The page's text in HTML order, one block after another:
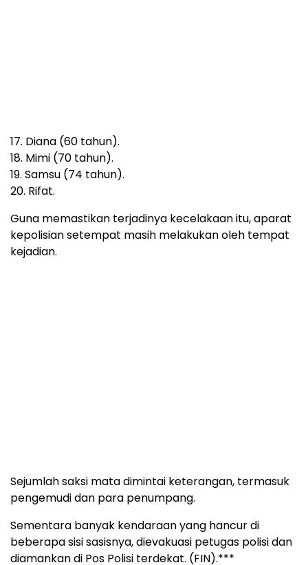
Fungus Is A Parasite, And It Dies From A
5 Hidden Signs You Have Worms Inside Your
Body